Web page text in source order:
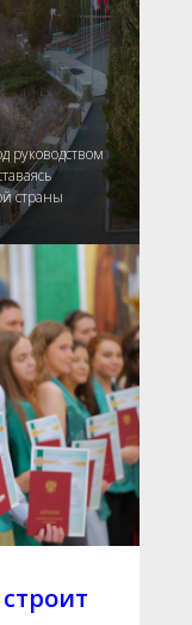
руководством
страны